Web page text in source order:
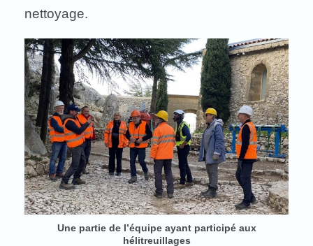
nettoyage.
Une partie de l’équipe ayant participé aux
hélitreuillages